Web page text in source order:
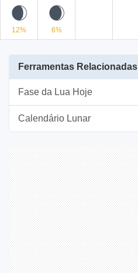
D
12%
C
6%
Ferramentas Relacionadas
Fase da Lua Hoje
Calendário Lunar